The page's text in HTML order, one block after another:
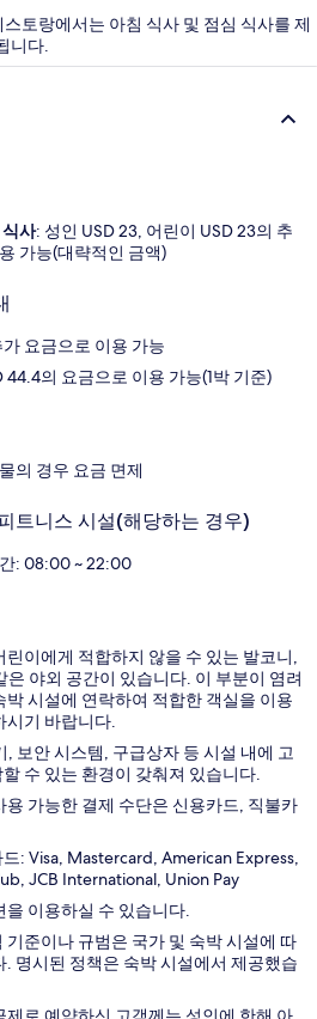
토랑에서는 아침 식사 및 점심 식사를 제
니다.
사: 성인 USD 23, 어린이 USD 23의 추
가능(대략적인 금액)
요금으로 이용 가능
44.4의 요금으로 이용 가능(1박 기준)
의 경우 요금 면제
트니스 시설(해당하는 경우)
: 08:00 ~ 22:00
린이에게 적합하지 않을 수 있는 발코니,
은 야외 공간이 있습니다. 이 부분이 염려
박 시설에 연락하여 적합한 객실을 이용
시기 바랍니다.
, 보안 시스템, 구급상자 등 시설 내에 고
수 있는 환경이 갖춰져 있습니다.
용 가능한 결제 수단은 신용카드, 직불카
: Visa, Mastercard, American Express,
JCB International, Union Pay
을 이용하실 수 있습니다.
기준이나 규범은 국가 및 숙박 시설에 따
. 명시된 정책은 숙박 시설에서 제공했습